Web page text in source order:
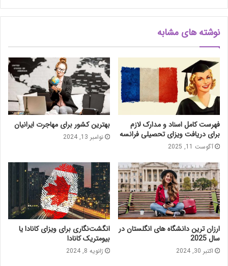
نوشته های مشابه
فهرست کامل اسناد و مدارک لازم
برای دریافت ویزای تحصیلی فرانسه
آگوست 11, 2025
بهترین کشور برای مهاجرت ایرانیان
نوامبر 13, 2024
ارزان ترین دانشگاه های انگلستان در
سال 2025
اکتبر 30, 2024
انگشت‌نگاری برای ویزای کانادا یا
بیومتریک کانادا
ژانویه 8, 2024